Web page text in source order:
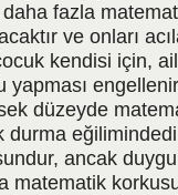
fazla
ve onları
kendisi için,
yapması
düzeyde
durma
ancak
matematik